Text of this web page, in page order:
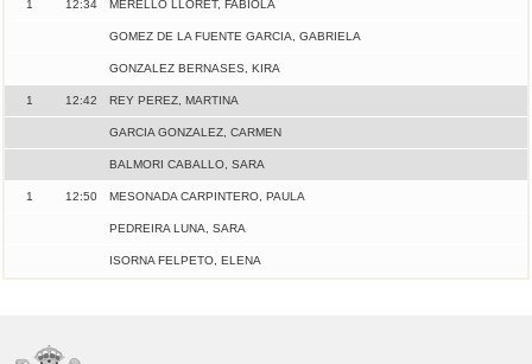
1 12:34 MERELLO LLORET, FABIOLA
GOMEZ DE LA FUENTE GARCIA, GABRIELA
GONZALEZ BERNASES, KIRA
1 12:42 REY PEREZ, MARTINA
GARCIA GONZALEZ, CARMEN
BALMORI CABALLO, SARA
1 12:50 MESONADA CARPINTERO, PAULA
PEDREIRA LUNA, SARA
ISORNA FELPETO, ELENA